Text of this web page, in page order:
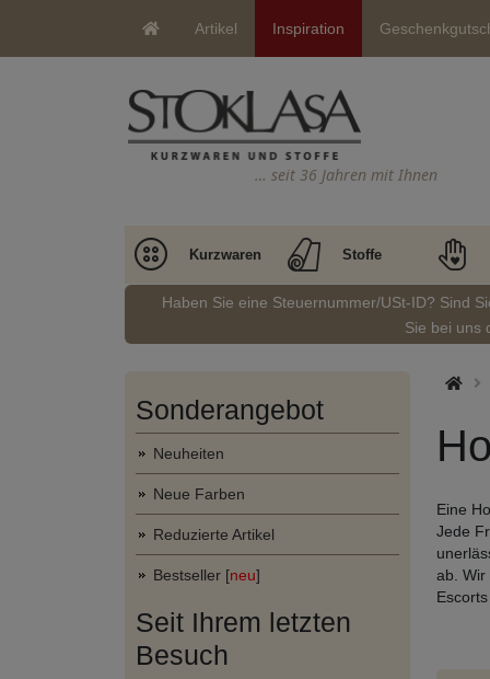
Artikel Inspiration
… seit 36 Jahren mit Ihnen
Kurzwaren Stoffe
Haben Sie eine Steuernummer/USt-ID? Sind
Sie bei uns
Sonderangebot
Neuheiten
Neue Farben
Reduzierte Artikel
Bestseller [neu]
Seit Ihrem letzten
Besuch
Eine
Jede
ab. Wir